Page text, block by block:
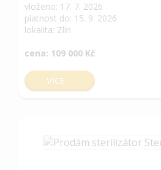
vloženo: 17. 7. 2026
platnost do: 15. 9. 2026
lokalita: Zlín
cena: 109 000 Kč
VÍCE